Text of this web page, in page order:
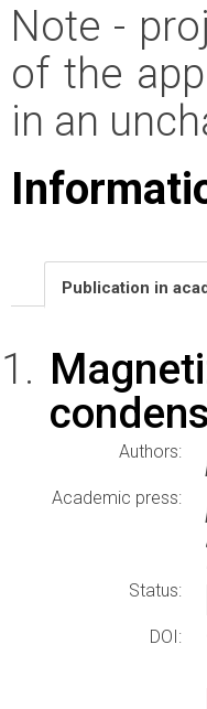
Note -
of the
in an
Publication in
Authors:
Academic press:
Status:
DOI: